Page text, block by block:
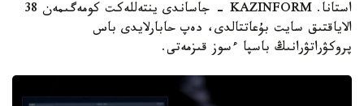
استانا. KAZINFORM - جاساندى ينتەللەكت كومەگىمەن 38
الاياقتىق سايت بۇعاتتالدى، دەپ حابارلايدى باس
پروكۋراتۋرانىڭ باسپا ءسوز قىزمەتى.